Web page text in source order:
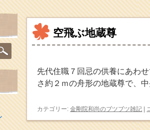
空飛ぶ地蔵尊
先代住職７回忌の供養にあわ
さ約２ｍの舟形の地蔵尊で、
カテゴリー: 金剛院和尚のブツブツ雑記